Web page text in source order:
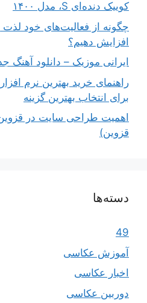
کوییک دنده‌ای S، مدل ۱۴۰۰
چگونه از فعالیت‌های خود لذت
افزایش دهیم؟
ایرانی موزیک – دانلود آهنگ
راهنمای خرید بهترین نرم
برای انتخاب بهترین گزینه
اهمیت طراحی سایت در
قزوین)
دسته‌ها
49
آموزش عکاسی
اخبار عکاسی
دوربین عکاسی